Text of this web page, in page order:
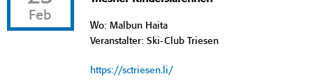
Feb
Wo: Malbun Haita
Veranstalter: Ski-Club Triesen
https://sctriesen.li/